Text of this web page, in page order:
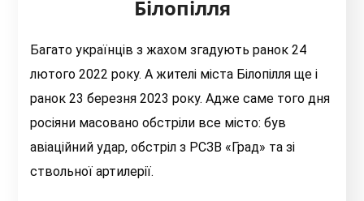
Білопілля
Багато українців з жахом згадують ранок 24
лютого 2022 року. А жителі міста Білопілля ще і
ранок 23 березня 2023 року. Адже саме того дня
росіяни масовано обстріли все місто: був
авіаційний удар, обстріл з РСЗВ «Град» та зі
ствольної артилерії.